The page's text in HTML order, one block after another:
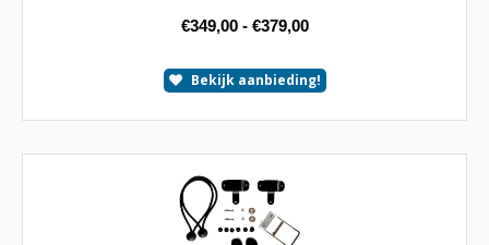
€349,00 - €379,00
Bekijk aanbieding!